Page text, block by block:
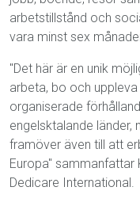
arbetstillstånd och
vara minst sex
"Det här är en unik
arbeta, bo och
organiserade
engelsktalande länder,
framöver även till att
Europa" sammanfattar
Dedicare International.